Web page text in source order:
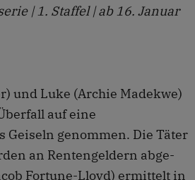
| 1. Staffel | ab 16. Januar
und Luke (Archie Madekwe)
auf eine
Geiseln genommen. Die Täter
an Rentengeldern abge­
Fortune-Lloyd) ermittelt in